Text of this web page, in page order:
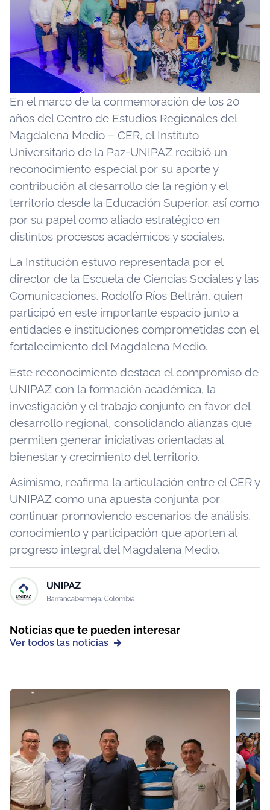
En el marco de la conmemoración de los 20
años del Centro de Estudios Regionales del
Magdalena Medio – CER, el Instituto
Universitario de la Paz-UNIPAZ recibió un
reconocimiento especial por su aporte y
contribución al desarrollo de la región y el
territorio desde la Educación Superior, así como
por su papel como aliado estratégico en
distintos procesos académicos y sociales.
La Institución estuvo representada por el
director de la Escuela de Ciencias Sociales y las
Comunicaciones, Rodolfo Ríos Beltrán, quien
participó en este importante espacio junto a
entidades e instituciones comprometidas con el
fortalecimiento del Magdalena Medio.
Este reconocimiento destaca el compromiso de
UNIPAZ con la formación académica, la
investigación y el trabajo conjunto en favor del
desarrollo regional, consolidando alianzas que
permiten generar iniciativas orientadas al
bienestar y crecimiento del territorio.
Asimismo, reafirma la articulación entre el CER y
UNIPAZ como una apuesta conjunta por
continuar promoviendo escenarios de análisis,
conocimiento y participación que aporten al
progreso integral del Magdalena Medio.
Noticias que te pueden interesar
Ver todos las noticias